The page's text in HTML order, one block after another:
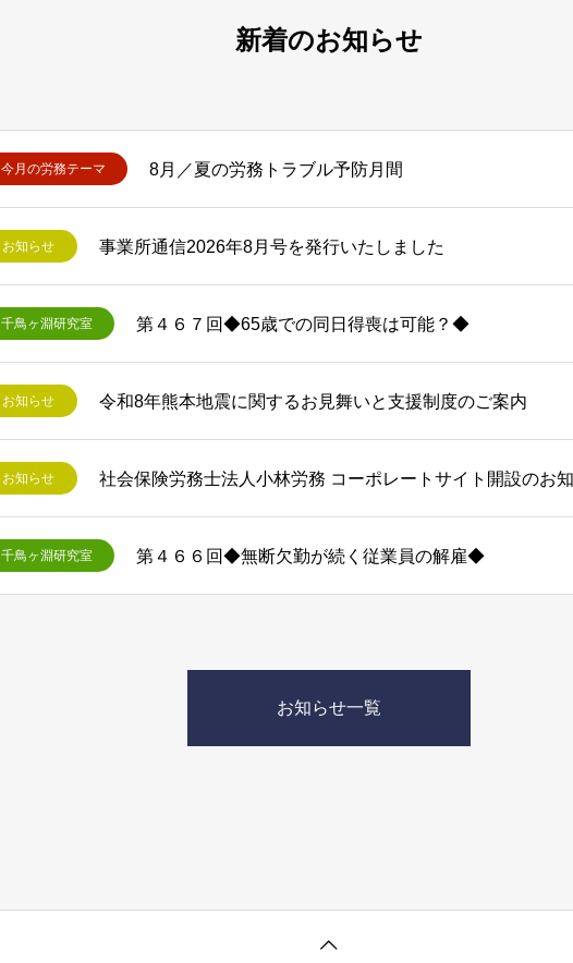
新着のお知らせ
今月の労務テーマ 8月／夏の労務トラブル予防月間
お知らせ 事業所通信2026年8月号を発行いたしました
千鳥ヶ淵研究室 第４６７回◆65歳での同日得喪は可能？◆
お知らせ 令和8年熊本地震に関するお見舞いと支援制度のご案内
お知らせ 社会保険労務士法人小林労務 コーポレートサイト開設のお
千鳥ヶ淵研究室 第４６６回◆無断欠勤が続く従業員の解雇◆
お知らせ一覧